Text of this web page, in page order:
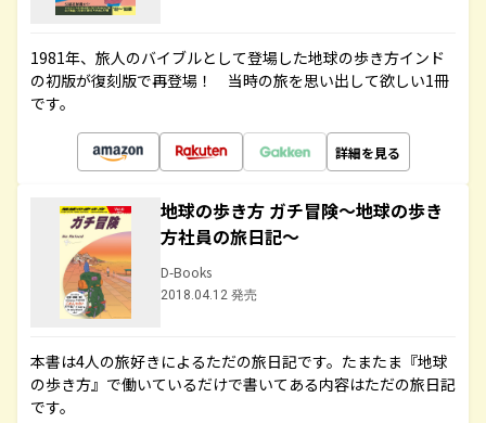
1981年、旅人のバイブルとして登場した地球の歩き方インド
の初版が復刻版で再登場！ 当時の旅を思い出して欲しい1冊
です。
詳細を見る
地球の歩き方 ガチ冒険～地球の歩き
方社員の旅日記～
D-Books
2018.04.12 発売
本書は4人の旅好きによるただの旅日記です。たまたま『地球
の歩き方』で働いているだけで書いてある内容はただの旅日記
です。